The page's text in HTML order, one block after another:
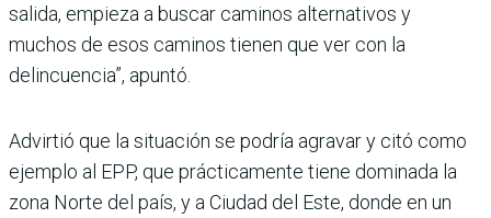
salida, empieza a buscar caminos alternativos y
muchos de esos caminos tienen que ver con la
delincuencia”, apuntó.
Advirtió que la situación se podría agravar y citó como
ejemplo al EPP, que prácticamente tiene dominada la
zona Norte del país, y a Ciudad del Este, donde en un